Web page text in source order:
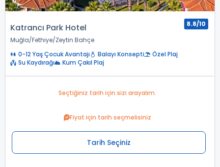
Katrancı Park Hotel
Muğla Fethiye Zeytin Bahçe
8.8/10
0-12 Yaş Çocuk Avantajı Balayı Konsepti
Özel Plaj
Su Kaydırağı
Kum Çakıl Plaj
Seçtiğiniz tarih için sizi arayalım.
Fiyat için tarih seçmelisiniz
Tarih Seçiniz